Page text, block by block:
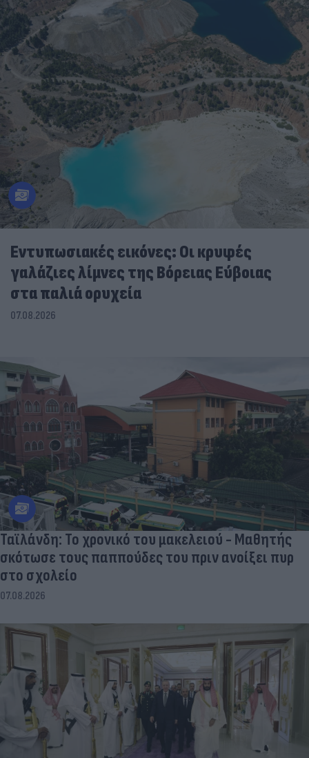
Εντυπωσιακές εικόνες: Οι κρυφές
γαλάζιες λίμνες της Βόρειας Εύβοιας
στα παλιά ορυχεία
07.08.2026
Ταϊλάνδη: Το χρονικό του μακελειού - Μαθητής
σκότωσε τους παππούδες του πριν ανοίξει πυρ
στο σχολείο
07.08.2026